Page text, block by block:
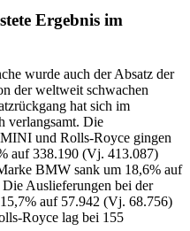
Ergebnis im
wurde auch der Absatz der
der weltweit schwachen
hat sich im
verlangsamt. Die
und Rolls-Royce gingen
auf 338.190 (Vj. 413.087)
BMW sank um 18,6% auf
Auslieferungen bei der
auf 57.942 (Vj. 68.756)
Royce lag bei 155